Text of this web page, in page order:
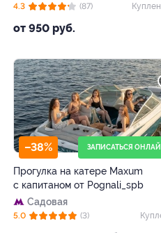
от 950 руб.
4.3 (87)
–38% ЗАПИСАТЬСЯ
Прогулка на катере Maxum
с капитаном от Pognali_spb
Садовая
5.0 (3)